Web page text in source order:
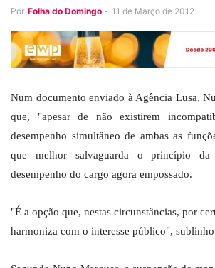
Por Folha do Domingo - 11 de Março de 2012
Num documento enviado à Agência Lusa,
que, "apesar de não existirem
desempenho simultâneo de ambas as
que melhor salvaguarda o princípio da
desempenho do cargo agora empossado.
"É a opção que, nestas circunstâncias, por
harmoniza com o interesse público",